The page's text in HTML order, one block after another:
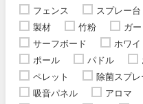
フェンス
スプレー台
製材
竹粉 ガ
サーフボード
ホワイ
ポール
パドル
ペレット
除菌スプレ
吸音パネル
アロマ